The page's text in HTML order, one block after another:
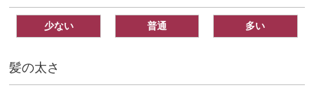
少ない 普通 多い
髪の太さ